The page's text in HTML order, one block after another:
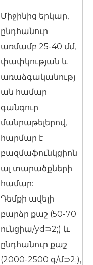
Միջինից երկար,
ընդհանուր
առմամբ 25-40 մմ,
փափկության և
առաձգականությ
ան համար
գանգուր
մանրաթելերով,
հարմար է
բազմաֆունկցիոն
ալ տարածքների
համար:
Դեմքի ավելի
բարձր քաշ (50-70
ունցիա/yd⊃2;) և
ընդհանուր քաշ
(2000-2500 գ/մ⊃2;),